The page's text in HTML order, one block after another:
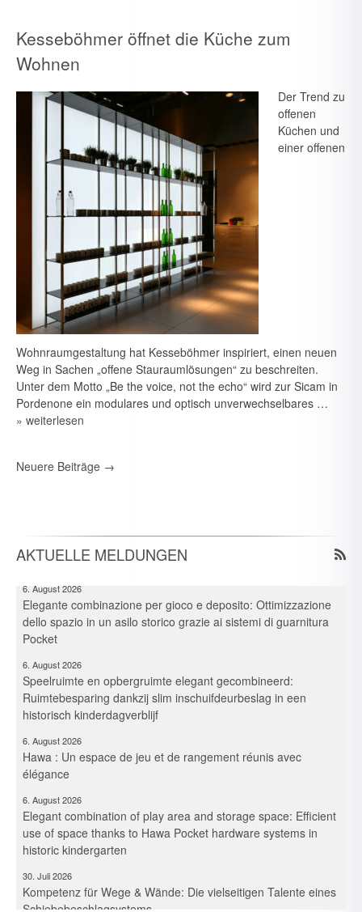
Kesseböhmer öffnet die Küche zum
Wohnen
Der Trend zu
offenen
Küchen und
einer offenen
Wohnraumgestaltung hat Kesseböhmer inspiriert, einen neuen
Weg in Sachen „offene Stau­raumlösungen“ zu beschreiten.
Unter dem Motto „Be the voice, not the echo“ wird zur Sicam in
Pordenone ein modulares und optisch unverwechselbares …
» weiterlesen
Neuere Beiträge →
AKTUELLE MELDUNGEN
7. August 2026
Neue Branchen im Visier: Schirmer forciert Aluprofil-
Spielraum & Stauraum elegant vereint: Platzeffizienz dank
Hawa-Pocket-Beschlagsystemen in historischer Kita
Elegante combinazione per gioco e deposito: Ottimizzazione
dello spazio in un asilo storico grazie ai sistemi di guarnitura
Pocket
Speelruimte en opbergruimte elegant gecombineerd:
Ruimtebesparing dankzij slim inschuifdeurbeslag in een
historisch kinderdagverblijf
Hawa : Un espace de jeu et de rangement réunis avec
élégance
Elegant combination of play area and storage space: Efficient
use of space thanks to Hawa Pocket hardware systems in
historic kindergarten
Kompetenz für Wege & Wände: Die vielseitigen Talente eines
Schiebebeschlagsystems